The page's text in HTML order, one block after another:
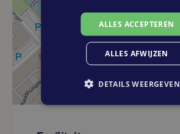
ALLES ACCEPTEREN
ALLES AFWIJZEN
DETAILS WEERGEVEN